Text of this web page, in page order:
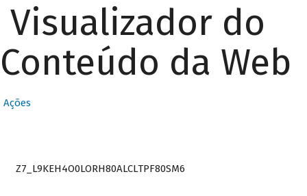
Visualizador do
Conteúdo da Web
Ações
Z7_L9KEH4O0LORH80ALCLTPF80SM6